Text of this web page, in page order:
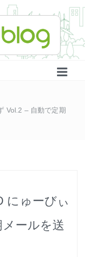
Vol.2 – 自動で定期
にゅーびぃ
ールを送